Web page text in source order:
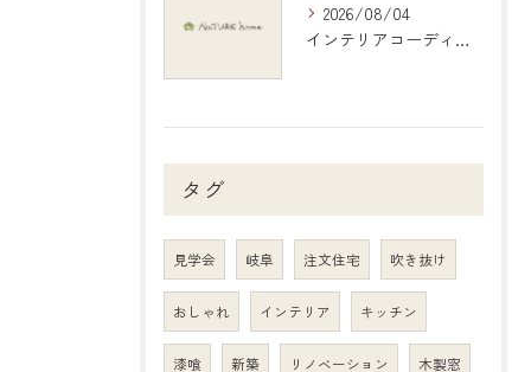
2026/08/04
インテリアコーディネートで岐阜県岐阜市の暮らしを彩る具体アイデアと地元デザイン活用術
タグ
見学会 岐阜 注文住宅 吹き抜け
おしゃれ インテリア キッチン
漆喰 新築 リノベーション 木製窓